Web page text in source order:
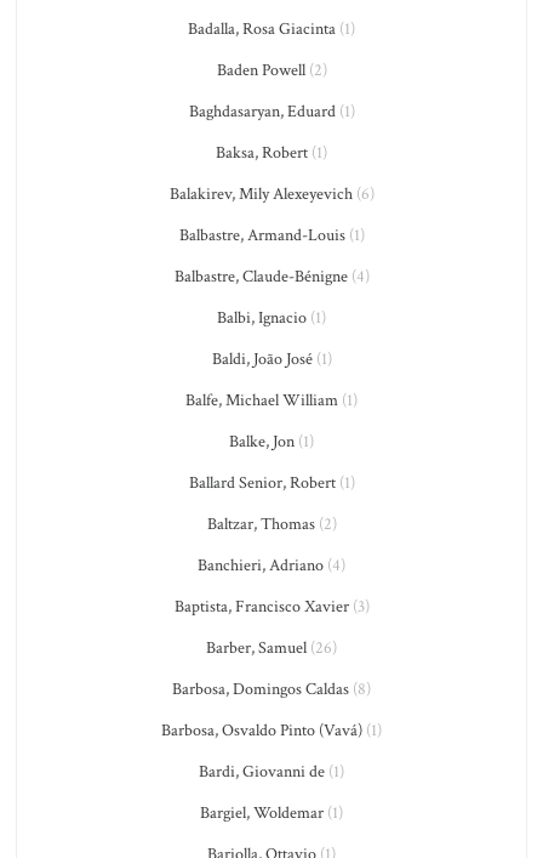
Badalla, Rosa Giacinta (1)
Baden Powell(2)
Baghdasaryan, Eduard(1)
Baksa, Robert (1)
Balakirev, Mily Alexeyevich(6)
Balbastre, Armand-Louis(1)
Balbastre, Claude-Bénigne(4)
Balbi, Ignacio (1)
Baldi, João José(1)
Balfe, Michael William (1)
Balke, Jon (1)
Ballard Senior, Robert(1)
Baltzar, Thomas(2)
Banchieri, Adriano (4)
Baptista, Francisco Xavier(3)
Barber, Samuel (26)
Barbosa, Domingos Caldas (8)
Barbosa, Osvaldo Pinto (Vavá) (1)
Bardi, Giovanni de (1)
Bargiel, Woldemar (1)